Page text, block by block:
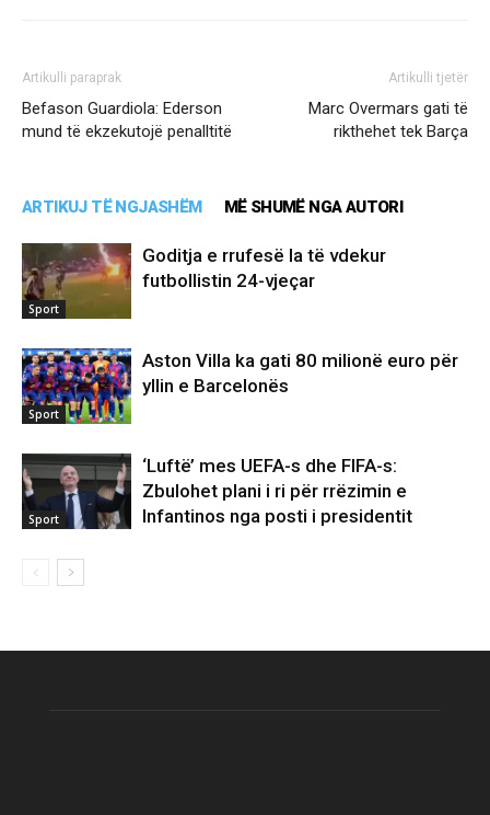
Artikulli paraprak
Befason Guardiola: Ederson
mund të ekzekutojë penalltitë
Artikulli tjetër
Marc Overmars gati të
rikthehet tek Barça
ARTIKUJ TË NGJASHËM MË SHUMË NGA AUTORI
Sport
Goditja e rrufesë la të vdekur
futbollistin 24-vjeçar
Sport
Aston Villa ka gati 80 milionë euro për
yllin e Barcelonës
Sport
‘Luftë’ mes UEFA-s dhe FIFA-s:
Zbulohet plani i ri për rrëzimin e
Infantinos nga posti i presidentit